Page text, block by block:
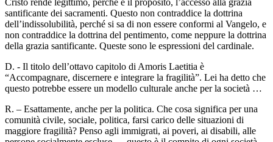
santificante dei sacramenti. Questo non contraddice la dottrina
dell’indissolubilità, perché si sa di non essere conformi al Vangelo, e
non contraddice la dottrina del pentimento, come neppure la dottrina
della grazia santificante. Queste sono le espressioni del cardinale.
D. - Il titolo dell’ottavo capitolo di Amoris Laetitia è
“Accompagnare, discernere e integrare la fragilità”. Lei ha detto che
questo potrebbe essere un modello culturale anche per la società …
R. – Esattamente, anche per la politica. Che cosa significa per una
comunità civile, sociale, politica, farsi carico delle situazioni di
maggiore fragilità? Penso agli immigrati, ai poveri, ai disabili, alle